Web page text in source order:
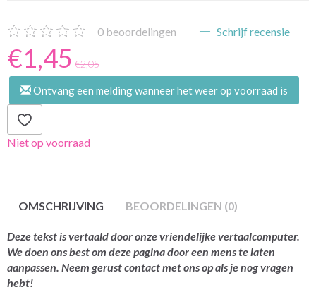
0 beoordelingen Schrijf recensie
€1,45 €2,05
Ontvang een melding wanneer het weer op voorraad is
Niet op voorraad
OMSCHRIJVING BEOORDELINGEN (0)
Deze tekst is vertaald door onze vriendelijke vertaalcomputer.
We doen ons best om deze pagina door een mens te laten
aanpassen. Neem gerust contact met ons op als je nog vragen
hebt!